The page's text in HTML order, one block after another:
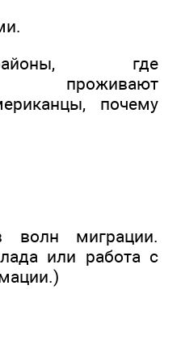
где
проживают
почему
волн миграции.
или работа с